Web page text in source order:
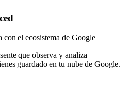
el ecosistema de Google
que observa y analiza
guardado en tu nube de Google.